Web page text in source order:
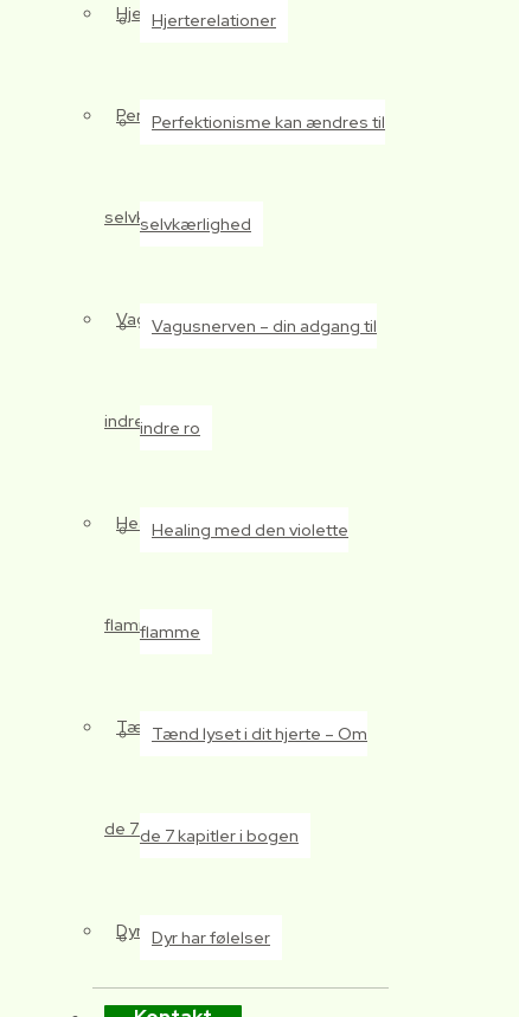
Hjerterelationer
Perfektionisme kan ændres til
selvkærlighed
Vagusnerven – din adgang til
indre ro
Healing med den violette
flamme
Tænd lyset i dit hjerte – Om
de 7 kapitler i bogen
Dyr har følelser
Hjerterelationer
Perfektionisme kan ændres til
selvkærlighed
Vagusnerven – din adgang til
indre ro
Healing med den violette
flamme
Tænd lyset i dit hjerte – Om
de 7 kapitler i bogen
Dyr har følelser